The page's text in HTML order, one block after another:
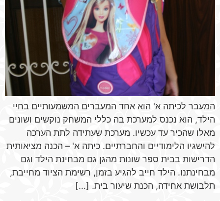
המעבר לכיתה א' הוא אחד המעברים המשמעותיים בחיי
הילד, הוא נכנס למערכת בה כללי המשחק נוקשים ושונים
מאלו שהכיר עד עכשיו. מערכת שעתידה לתת הערכה
להישגיו הלימודיים והחברתיים. כיתה א' – הכנה מציאותית
הדרישות בבית ספר שונות מהגן גם מבחינת הילד וגם
מבחינתנו. הילד חייב להגיע בזמן, רשימת הציוד מחייבת,
תלבושת אחידה, הכנת שיעור בית. […]